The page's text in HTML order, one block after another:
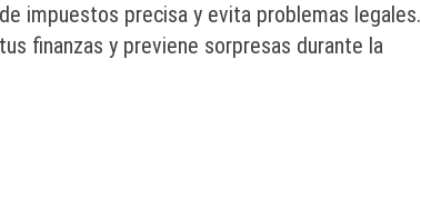
impuestos precisa y evita problemas legales.
finanzas y previene sorpresas durante la